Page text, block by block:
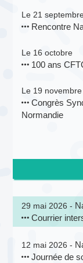
Le 21
Rencontre
Le 16 octobre
100 ans
Le 19 novembre
Congrès
Normandie
29 mai 2026 -
Courrier
12 mai 2026 -
Journée de